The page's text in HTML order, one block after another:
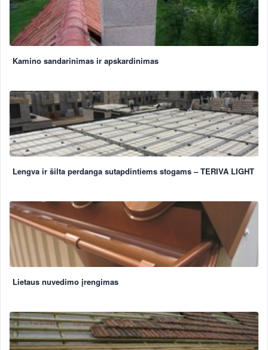
Kamino sandarinimas ir apskardinimas
Lengva ir šilta perdanga sutapdintiems stogams – TERIVA LIGHT
Lietaus nuvedimo įrengimas